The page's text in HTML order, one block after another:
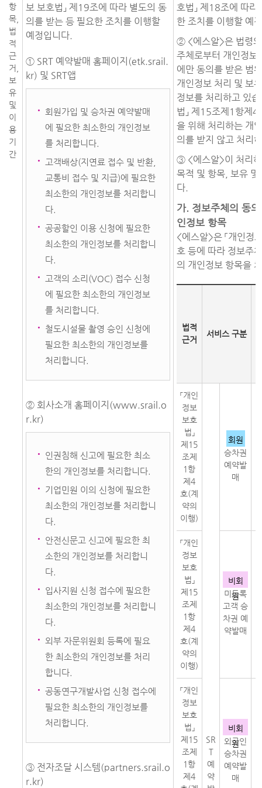
항
목,
법
적
근
거,
보
유
및
이
용
기
간
보 보호법」 제19조에 따라 별도의 동
의를 받는 등 필요한 조치를 이행할
예정입니다.
① SRT 예약발매 홈페이지(etk.srail.
kr) 및 SRT앱
회원가입 및 승차권 예약발매
에 필요한 최소한의 개인정보
를 처리합니다.
고객배상(지연료 접수 및 반환,
교통비 접수 및 지급)에 필요한
최소한의 개인정보를 처리합니
다.
공공할인 이용 신청에 필요한
최소한의 개인정보를 처리합니
다.
고객의 소리(VOC) 접수 신청
에 필요한 최소한의 개인정보
를 처리합니다.
철도시설물 촬영 승인 신청에
필요한 최소한의 개인정보를
처리합니다.
② 회사소개 홈페이지(www.srail.o
r.kr)
인권침해 신고에 필요한 최소
한의 개인정보를 처리합니다.
기업민원 이의 신청에 필요한
최소한의 개인정보를 처리합니
다.
안전신문고 신고에 필요한 최
소한의 개인정보를 처리합니
다.
입사지원 신청 접수에 필요한
최소한의 개인정보를 처리합니
다.
외부 자문위원회 등록에 필요
한 최소한의 개인정보를 처리
합니다.
공동연구개발사업 신청 접수에
필요한 최소한의 개인정보를
처리합니다.
③ 전자조달 시스템(partners.srail.o
r.kr)
호법」 제18조에 따
한 조치를 이행할 예
② <에스알>은 법령
주체로부터 개인정보
에만 동의를 받은 범
개인정보 처리 및 보
정보를 처리하고 있
법」 제15조제1항제
을 위해 처리하는 개
의를 받지 않고 처리
③ <에스알>이 처리
목적 및 항목, 보유
다.
가. 정보주체의 동
인정보 항목
<에스알>은 「개인정
호 등에 따라 정보주
의 개인정보 항목을
법적
근거
서비스 구분
「개인
정보
보호
법」
제15
조제
1항
제4
호(계
약의
이행)
SR
T
예
약
회원
승차권
예약발
매
「개인
정보
보호
법」
제15
조제
1항
제4
호(계
약의
이행)
비회
원
미등록
고객 승
차권 예
약발매
「개인
정보
보호
법」
제15
조제
1항
제4
비회
원
외국인
승차권
예약발
매